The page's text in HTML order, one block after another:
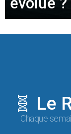
🧬 Le
Chaque